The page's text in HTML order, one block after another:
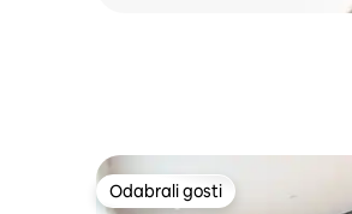
Odabrali gosti
Odabrali gosti